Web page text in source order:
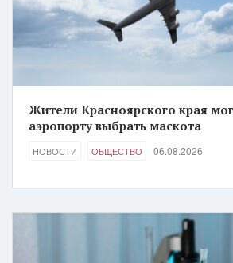
Жители Красноярского края
аэропорту выбрать маскота
НОВОСТИ ОБЩЕСТВО 06.08.2026